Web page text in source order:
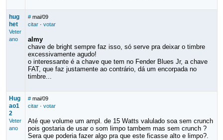
hug
het
Veter
ano
# mai/09
citar· votar
almy
chave de bright sempre faz isso, só serve pra deixar o timbre
excessivamente agudo!
o interessante é a chave que tem no Fender Blues Jr, a chave
FAT, que faz justamente ao contrário, dá um encorpada no
timbre...
Hug
ao1
2
Veter
ano
# mai/09
citar· votar
Até que volume um ampl. de 15 Watts valulado soa sem crunch
pois gostaria de usar o som limpo tambem mas sem crunch ?
Sera que poderia fazer algo pra que este ficasse alto e limpo?.